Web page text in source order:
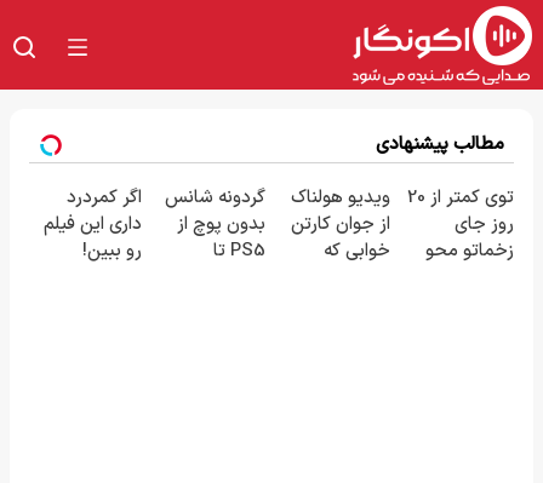
مطالب پیشنهادی
توی کمتر از 20
روز جای
زخماتو محو
ویدیو هولناک
از جوان کارتن
خوابی که
گردونه شانس
بدون پوچ از
PS5 تا
اگر کمردرد
داری این فیلم
رو ببین!